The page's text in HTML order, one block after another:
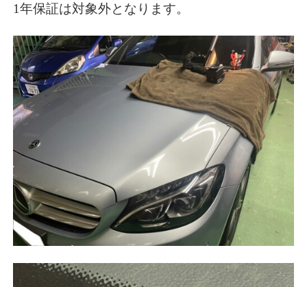
1年保証は対象外となります。